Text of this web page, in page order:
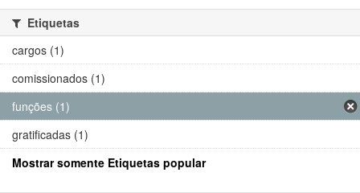
Etiquetas
cargos (1)
comissionados (1)
funções (1)
gratificadas (1)
Mostrar somente Etiquetas popular